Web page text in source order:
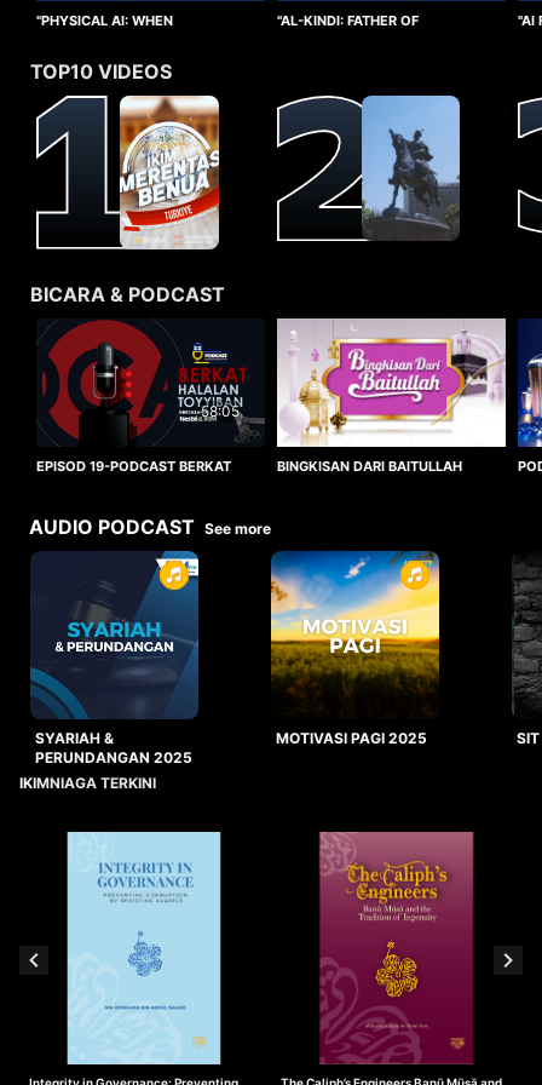
"PHYSICAL AI: WHEN
"AL-KINDI: FATHER OF
"AI
TOP10 VIDEOS
BICARA & PODCAST
58:05
EPISOD 19-PODCAST BERKAT
BINGKISAN DARI BAITULLAH
AUDIO PODCAST See more
SYARIAH &
PERUNDANGAN 2025
MOTIVASI PAGI 2025
IKIMNIAGA TERKINI